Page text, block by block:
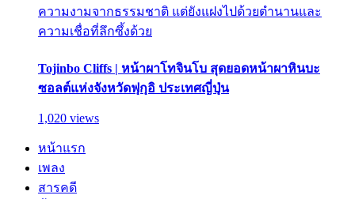
ความงามจากธรรมชาติ แต่ยังแฝงไปด้วยตำนานและ
ความเชื่อที่ลึกซึ้งด้วย
Tojinbo Cliffs | หน้าผาโทจินโบ สุดยอดหน้าผาหินบะ
ซอลต์แห่งจังหวัดฟุกุอิ ประเทศญี่ปุ่น
1,020 views
หน้าแรก
เพลง
สารคดี